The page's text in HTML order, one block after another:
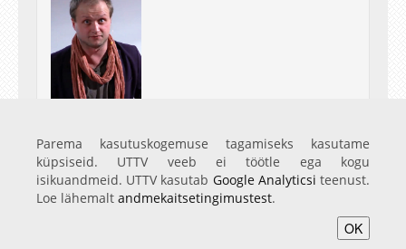
Loovad erilahendused
02.11.17
Parema kasutuskogemuse tagamiseks kasutame
küpsiseid. UTTV veeb ei töötle ega kogu
isikuandmeid. UTTV kasutab Google Analyticsi teenust.
Loe lähemalt andmekaitsetingimustest.
OK